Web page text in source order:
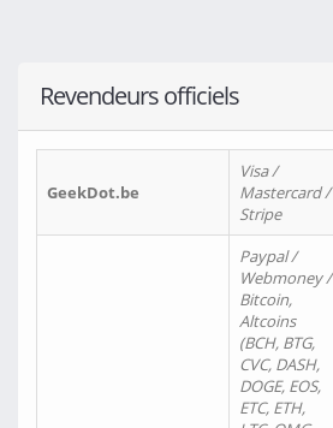
Revendeurs officiels
GeekDot.be
Visa /
Mastercard /
Stripe
Paypal /
Webmoney /
Bitcoin,
Altcoins
(BCH, BTG,
CVC, DASH,
DOGE, EOS,
ETC, ETH,